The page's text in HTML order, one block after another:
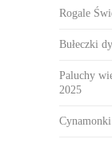
Rogale
Bułeczki
Paluchy
2025
Cynamonki